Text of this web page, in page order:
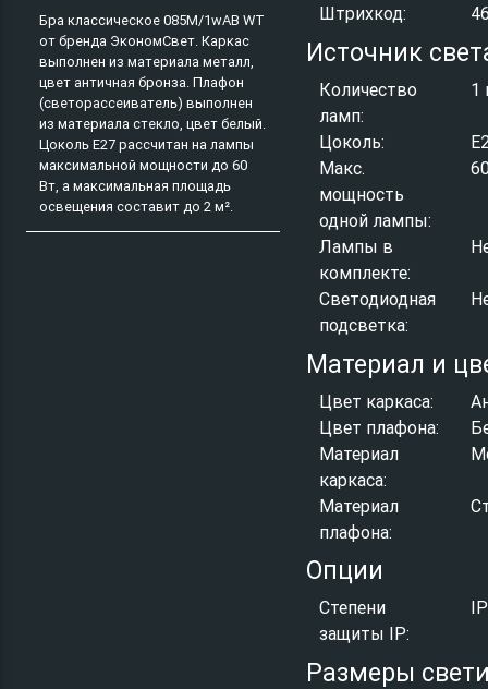
Бра классическое 085M/1wAB WT
от бренда ЭкономСвет. Каркас
выполнен из материала металл,
цвет античная бронза. Плафон
(светорассеиватель) выполнен
из материала стекло, цвет белый.
Цоколь E27 рассчитан на лампы
максимальной мощности до 60
Вт, а максимальная площадь
освещения составит до 2 м².
Штрихкод:
Источник
Количество
ламп:
1
Цоколь:
Макс.
мощность
одной лампы:
Лампы в
комплекте:
Светодиодная
подсветка:
Материал и
Цвет каркаса:
Цвет плафона:
Материал
каркаса:
Материал
плафона:
Опции
Степени
защиты IP:
Размеры